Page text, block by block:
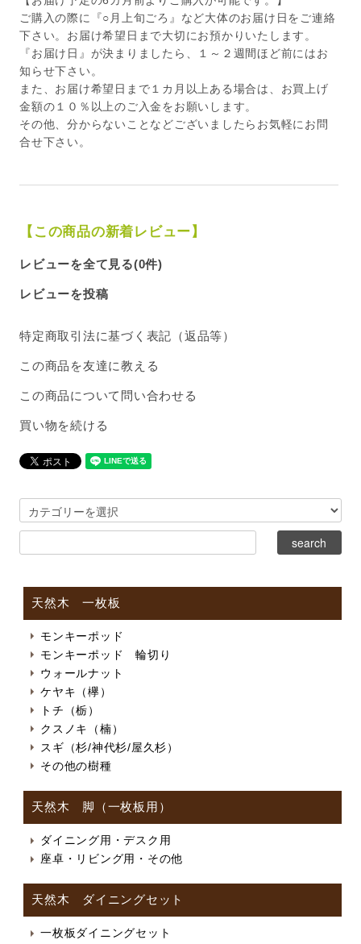
ご購入の際に『○月上旬ごろ』など大体のお届け日をご連絡
下さい。お届け希望日まで大切にお預かりいたします。
『お届け日』が決まりましたら、１～２週間ほど前にはお
知らせ下さい。
また、お届け希望日まで１カ月以上ある場合は、お買上げ
金額の１０％以上のご入金をお願いします。
その他、分からないことなどございましたらお気軽にお問
合せ下さい。
【この商品の新着レビュー】
レビューを全て見る(0件)
レビューを投稿
特定商取引法に基づく表記（返品等）
この商品を友達に教える
この商品について問い合わせる
買い物を続ける
天然木 一枚板
モンキーポッド
モンキーポッド 輪切り
ウォールナット
ケヤキ（欅）
トチ（栃）
クスノキ（楠）
スギ（杉/神代杉/屋久杉）
その他の樹種
天然木 脚（一枚板用）
ダイニング用・デスク用
座卓・リビング用・その他
天然木 ダイニングセット
一枚板ダイニングセット